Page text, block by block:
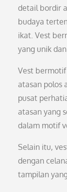
detail bordir
budaya
ikat. Vest
yang unik
Vest
atasan polos
pusat
atasan yang
dalam motif
Selain itu,
dengan
tampilan